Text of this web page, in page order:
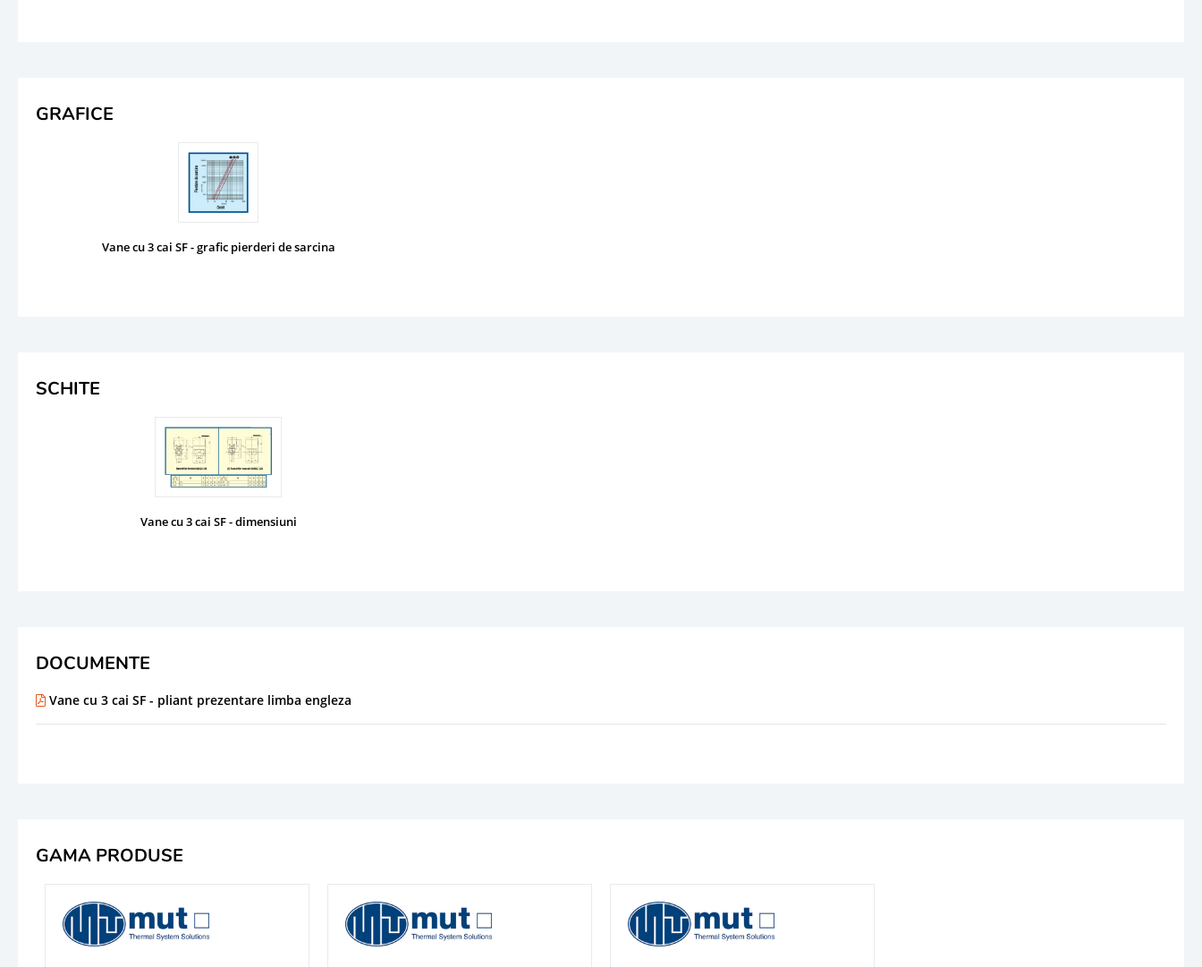
GRAFICE
Vane cu 3 cai SF - grafic pierderi de sarcina
SCHITE
Vane cu 3 cai SF - dimensiuni
DOCUMENTE
Vane cu 3 cai SF - pliant prezentare limba engleza
GAMA PRODUSE